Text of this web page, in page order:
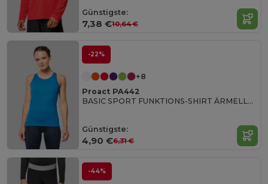
Günstigste:
7,38 €10,64 €
-22%
+8
Proact PA442
BASIC SPORT FUNKTIONS-SHIRT ÄRMELLOS
Günstigste:
4,90 €6,31 €
-44%